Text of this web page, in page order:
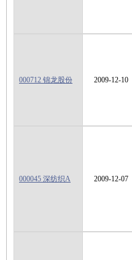
000712 锦龙股份 2009-12-10
000045 深纺织A 2009-12-07